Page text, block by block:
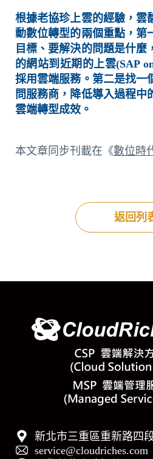
根據老協珍上雲的經驗，雲
動數位轉型的兩個重點，第
目標、要解決的問題是什麼
的網站到近期的上雲(SAP
採用雲端服務。第二是找一
問服務商，降低導入過程中
雲端轉型成效。
本文章同步刊載在《數位時
返回列
新北市三重區重新路四
service@cloudriches.com